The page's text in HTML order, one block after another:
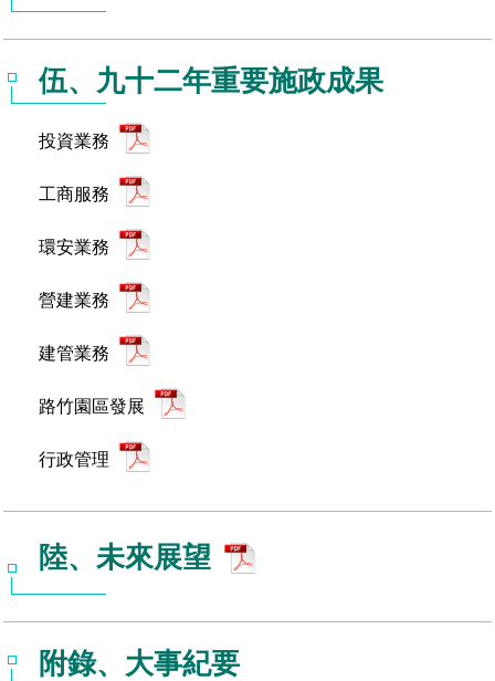
伍、九十二年重要施政成果
投資業務
工商服務
環安業務
營建業務
建管業務
路竹園區發展
行政管理
陸、未來展望
附錄、大事紀要